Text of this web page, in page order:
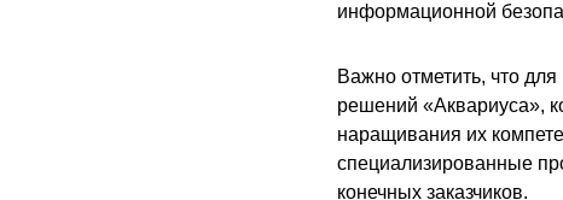
информационной
Важно отметить, что
решений «Аквариуса»,
наращивания их
специализированные
конечных заказчиков.